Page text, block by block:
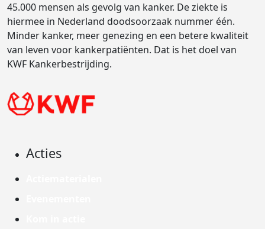
45.000 mensen als gevolg van kanker. De ziekte is
hiermee in Nederland doodsoorzaak nummer één.
Minder kanker, meer genezing en een betere kwaliteit
van leven voor kankerpatiënten. Dat is het doel van
KWF Kankerbestrijding.
Acties